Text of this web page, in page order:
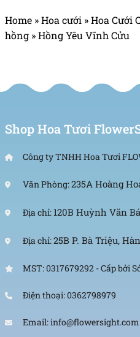
Home »Hoa cưới »Hoa Cưới
hồng »Hồng Yêu Vĩnh Cửu
Shop Hoa Tươi
Công ty TNHH Hoa Tươi
Văn Phòng:235A Hoàng
Địa chỉ: 120B Huỳnh Văn
Địa chỉ:25B P. Bà Triệu,
MST: 0317679292 - Cấp bởi
Điện thoại: 0362798979
Email: info@flowersight.com